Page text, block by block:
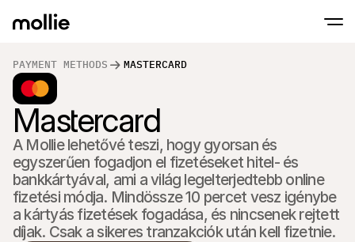
PAYMENT METHODS MASTERCARD
Mastercard
A Mollie lehetővé teszi, hogy gyorsan és
egyszerűen fogadjon el fizetéseket hitel- és
bankkártyával, ami a világ legelterjedtebb online
fizetési módja. Mindössze 10 percet vesz igénybe
a kártyás fizetések fogadása, és nincsenek rejtett
díjak. Csak a sikeres tranzakciók után kell fizetnie.
Érints és fizess iPhone-on
Fogadj el érintésmentes fizetéseket
Tudj meg többet
fizetéseket
Személyes
Fogadj el fizetéseket
és eszközökkel
Pénztár
Kínálj egy Pénztár-t,
optimalizált a
Rendszeres